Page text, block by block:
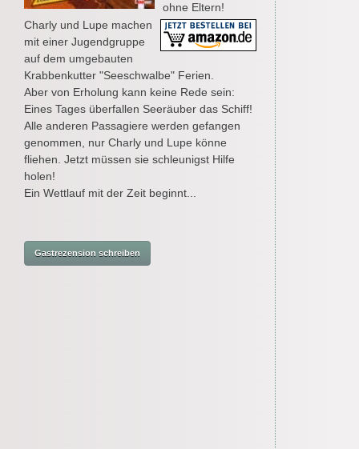
ohne Eltern!
Charly und Lupe machen
mit einer Jugendgruppe
auf dem umgebauten
Krabbenkutter "Seeschwalbe" Ferien.
Aber von Erholung kann keine Rede sein:
Eines Tages überfallen Seeräuber das Schiff!
Alle anderen Passagiere werden gefangen
genommen, nur Charly und Lupe könne
fliehen. Jetzt müssen sie schleunigst Hilfe
holen!
Ein Wettlauf mit der Zeit beginnt...